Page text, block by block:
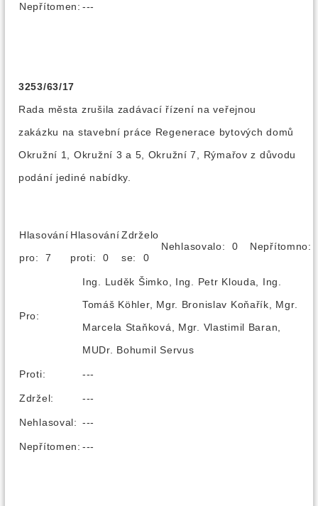
Nepřítomen: ---
3253/63/17
Rada města zrušila zadávací řízení na veřejnou
zakázku na stavební práce Regenerace bytových domů
Okružní 1, Okružní 3 a 5, Okružní 7, Rýmařov z důvodu
podání jediné nabídky.
Hlasování
pro: 7
Hlasování
proti: 0
Zdrželo
se: 0
Nehlasovalo: 0
Pro:
Ing. Luděk Šimko, Ing. Petr Klouda, Ing.
Tomáš Köhler, Mgr. Bronislav Koňařík, Mgr.
Marcela Staňková, Mgr. Vlastimil Baran,
MUDr. Bohumil Servus
Proti: ---
Zdržel: ---
Nehlasoval: ---
Nepřítomen: ---